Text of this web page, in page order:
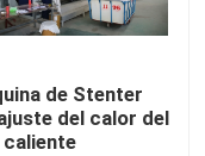
de Stenter
del calor del
caliente